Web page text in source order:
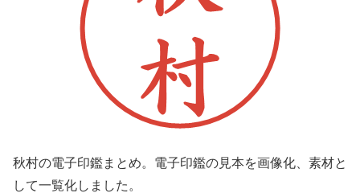
秋村の電子印鑑まとめ。電子印鑑の見本を画像化、素材と
して一覧化しました。